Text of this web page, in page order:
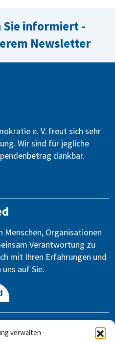
verwalten
Sie informiert -
Newsletter
e. V. freut sich sehr
Wir sind für jegliche
dankbar.
Organisationen
Verantwortung zu
mit Ihren Erfahrungen und
auf Sie.